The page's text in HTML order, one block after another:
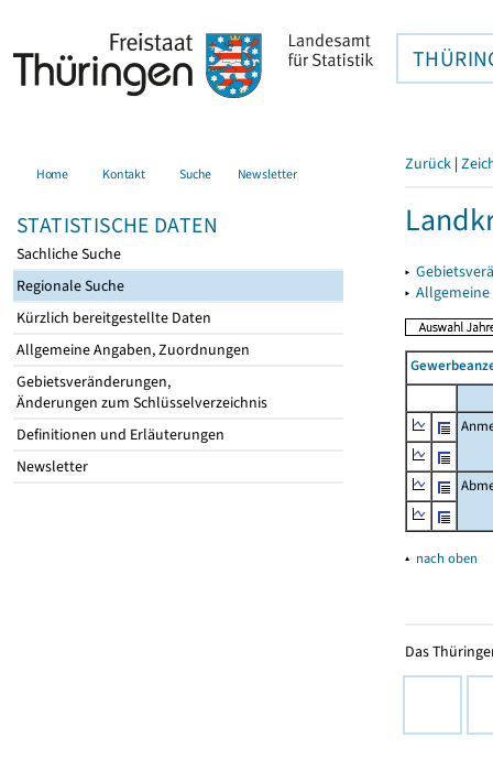
Home Kontakt Suche Newsletter
STATISTISCHE DATEN
Sachliche Suche
Regionale Suche
Kürzlich bereitgestellte Daten
Allgemeine Angaben, Zuordnungen
Gebietsveränderungen,
Änderungen zum Schlüsselverzeichnis
Definitionen und Erläuterungen
Newsletter
Zurück |
▸
▸
▴ nach oben
Das